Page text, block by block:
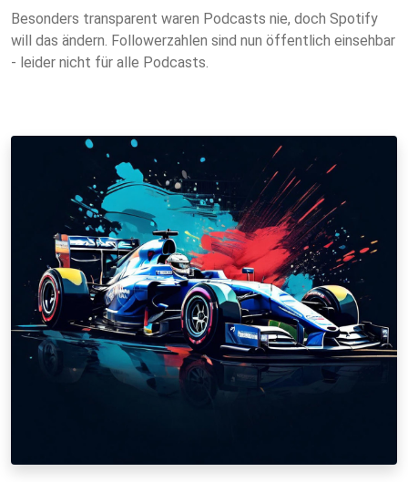
Besonders transparent waren Podcasts nie, doch Spotify
will das ändern. Followerzahlen sind nun öffentlich einsehbar
- leider nicht für alle Podcasts.